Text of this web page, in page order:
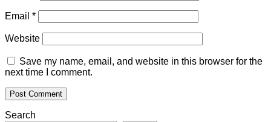
Email *
Website
Save my name, email, and website in this browser for the
next time I comment.
Search